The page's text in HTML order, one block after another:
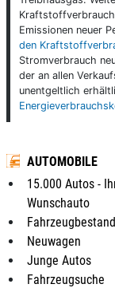
Emissionen neuer
den
Stromverbrauch
der an allen
unentgeltlich
AUTOMOBILE
15.000 Autos -
Wunschauto
Fahrzeugbestand
Neuwagen
Junge Autos
Fahrzeugsuche